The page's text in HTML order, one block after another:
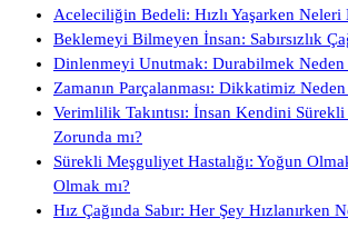
Aceleciliğin Bedeli: Hızlı Yaşarken Neleri
Beklemeyi Bilmeyen İnsan: Sabırsızlık
Dinlenmeyi Unutmak: Durabilmek Neden
Zamanın Parçalanması: Dikkatimiz
Verimlilik Takıntısı: İnsan Kendini Sürekli
Zorunda mı?
Sürekli Meşguliyet Hastalığı: Yoğun
Olmak mı?
Hız Çağında Sabır: Her Şey Hızlanırken